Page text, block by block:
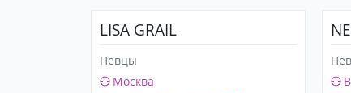
LISA GRAIL
Певцы
Москва